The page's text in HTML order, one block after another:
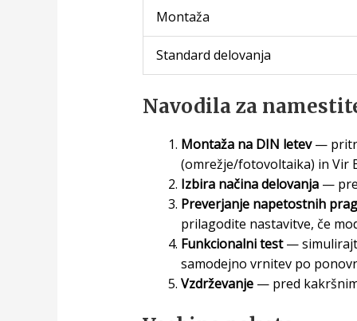
Montaža
Standard delovanja
Navodila za
Montaža na DIN letev—
(omrežje/fotovoltaika) in Vir
Izbira načina delovanja—
Preverjanje napetostnih
prilagodite nastavitve, če
Funkcionalni test—
samodejno vrnitev po
Vzdrževanje— pred kakršnim